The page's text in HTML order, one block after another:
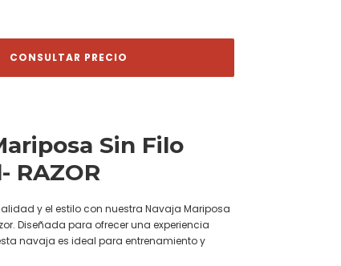
Sin Filo
RAZOR
y el estilo con nuestra Navaja Mariposa
Diseñada para ofrecer una experiencia
navaja es ideal para entrenamiento y